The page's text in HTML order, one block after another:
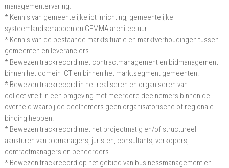
managementervaring.
* Kennis van gemeentelijke ict inrichting, gemeentelijke
systeemlandschappen en GEMMA architectuur.
* Kennis van de bestaande marktsituatie en marktverhoudingen tussen
gemeenten en leveranciers.
* Bewezen trackrecord met contractmanagement en bidmanagement
binnen het domein ICT en binnen het marktsegment gemeenten.
* Bewezen trackrecord in het realiseren en organiseren van
collectiviteit in een omgeving met meerdere deelnemers binnen de
overheid waarbij de deelnemers geen organisatorische of regionale
binding hebben.
* Bewezen trackrecord met het projectmatig en/of structureel
aansturen van bidmanagers, juristen, consultants, verkopers,
contractmanagers en beheerders.
* Bewezen trackrecord op het gebied van businessmanagement en